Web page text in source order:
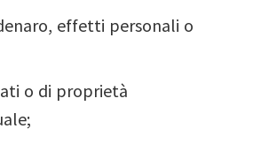
effetti personali o
o di proprietà